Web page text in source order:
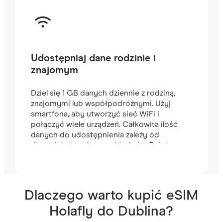
Udostępniaj dane rodzinie i
znajomym
Dziel się 1 GB danych dziennie z rodziną,
znajomymi lub współpodróżnymi. Użyj
smartfona, aby utworzyć sieć WiFi i
połączyć wiele urządzeń. Całkowita ilość
danych do udostępnienia zależy od
długości planu (na przykład plan 7-dniowy
Dlaczego warto kupić eSIM
Holafly do Dublina?